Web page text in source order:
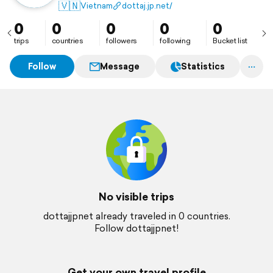
🇻🇳Vietnam dottaj.jp.net/
0
trips
0
countries
0
followers
0
following
0
Bucket list
Follow Message Statistics
No visible trips
dottajjpnet already traveled in 0 countries.
Follow dottajjpnet!